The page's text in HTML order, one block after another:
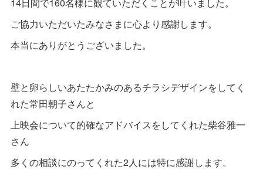
ご協力いただいたみなさまに心より感謝します。
本当にありがとうございました。
壁と卵らしいあたたかみのあるチラシデザインをしてく
れた常田朝子さんと
上映会について的確なアドバイスをしてくれた柴谷雅一
さん
多くの相談にのってくれた2人には特に感謝します。